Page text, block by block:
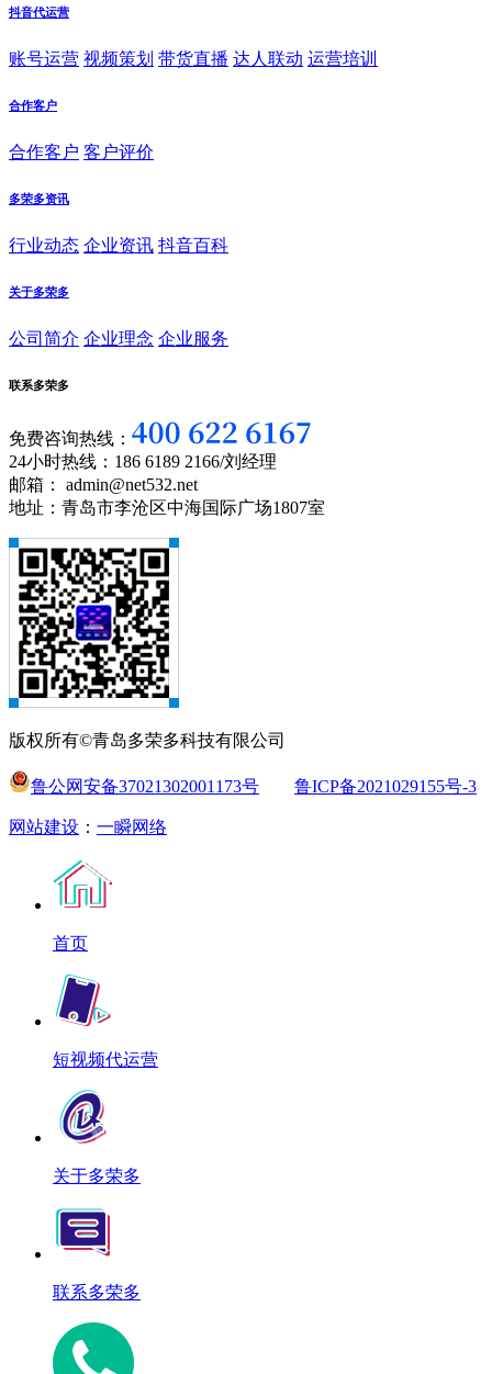
抖音代运营
账号运营 视频策划 带货直播 达人联动 运营培训
合作客户
合作客户 客户评价
多荣多资讯
行业动态 企业资讯 抖音百科
关于多荣多
公司简介 企业理念 企业服务
联系多荣多
免费咨询热线：
24小时热线：186 6189 2166/刘经理
邮箱： admin@net532.net
地址：青岛市李沧区中海国际广场1807室
版权所有©青岛多荣多科技有限公司
鲁公网安备37021302001173号 鲁ICP备2021029155号-3
网站建设 ： 一瞬网络
首页
短视频代运营
关于多荣多
联系多荣多